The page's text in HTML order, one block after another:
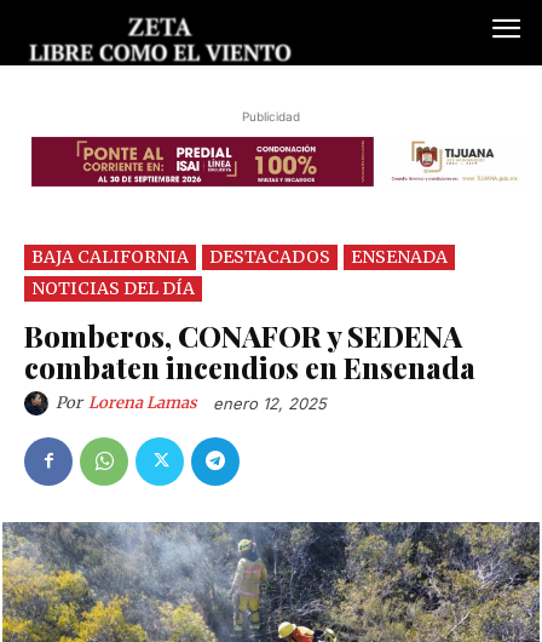
Publicidad
BAJA CALIFORNIA DESTACADOS
ENSENADA
NOTICIAS DEL DÍA
Bomberos, CONAFOR y SEDENA
combaten incendios en Ensenada
Por Lorena Lamas enero 12, 2025